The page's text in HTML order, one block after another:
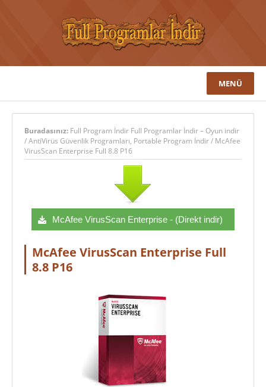
MENÜ
Buradasınız: Full Program İndir Full Programlar İndir – Oyun indir
/AntiVirüs Güvenlik Programları, Portable Program İndir/ McAfee
VirusScan Enterprise Full 8.8 P16
McAfee VirusScan Enterprise - (Direkt indir)
McAfee VirusScan Enterprise Full
8.8 P16